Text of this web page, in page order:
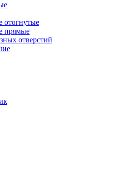
отогнутые
прямые
отверстий